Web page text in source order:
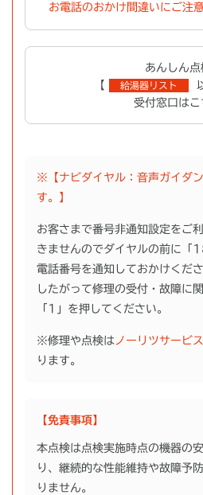
お電話のおかけ間違いにご注
あんしん点
【
給湯器リスト
受付窓口はこ
※【ナビダイヤル：音声ガイダ
す。】
お客さまで番号非通知設定をご
きませんのでダイヤルの前に「
電話番号を通知しておかけくだ
したがって修理の受付・故障に
「1」を押してください。
※修理や点検は ノーリツサービ
ります。
【免責事項】
本点検は点検実施時点の機器の
り、継続的な性能維持や故障予
りません。